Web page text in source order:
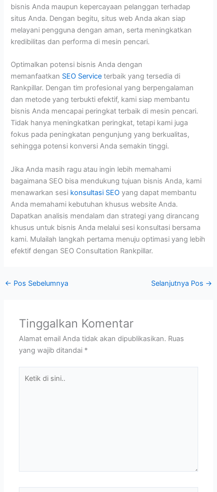
bisnis Anda maupun kepercayaan pelanggan terhadap
situs Anda. Dengan begitu, situs web Anda akan siap
melayani pengguna dengan aman, serta meningkatkan
kredibilitas dan performa di mesin pencari.
Optimalkan potensi bisnis Anda dengan
memanfaatkan SEO Service terbaik yang tersedia di
Rankpillar. Dengan tim profesional yang berpengalaman
dan metode yang terbukti efektif, kami siap membantu
bisnis Anda mencapai peringkat terbaik di mesin pencari.
Tidak hanya meningkatkan peringkat, tetapi kami juga
fokus pada peningkatan pengunjung yang berkualitas,
sehingga potensi konversi Anda semakin tinggi.
Jika Anda masih ragu atau ingin lebih memahami
bagaimana SEO bisa mendukung tujuan bisnis Anda, kami
menawarkan sesi konsultasi SEO yang dapat membantu
Anda memahami kebutuhan khusus website Anda.
Dapatkan analisis mendalam dan strategi yang dirancang
khusus untuk bisnis Anda melalui sesi konsultasi bersama
kami. Mulailah langkah pertama menuju optimasi yang lebih
efektif dengan SEO Consultation Rankpillar.
← Pos Sebelumnya Selanjutnya Pos →
Tinggalkan Komentar
Alamat email Anda tidak akan dipublikasikan. Ruas
yang wajib ditandai *